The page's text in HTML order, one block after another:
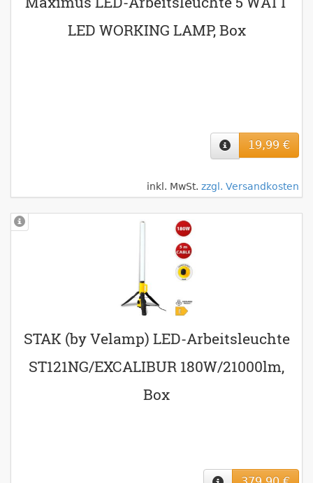
LED WORKING LAMP, Box
19,99 €
inkl. MwSt. zzgl. Versandkosten
STAK (by Velamp) LED-Arbeitsleuchte
ST121NG/EXCALIBUR 180W/21000lm,
Box